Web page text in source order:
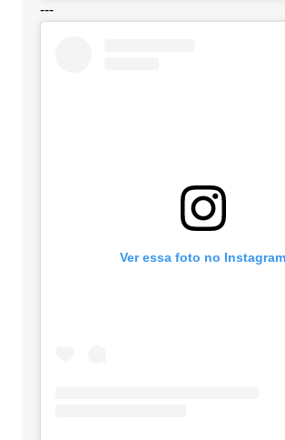
---
Ver essa foto no Instagram